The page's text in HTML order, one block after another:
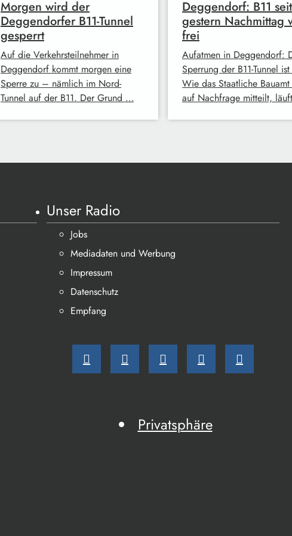
Morgen wird der
Deggendorfer B11-Tunnel
gesperrt
Auf die Verkehrsteilnehmer in
Deggendorf kommt morgen eine
Sperre zu – nämlich im Nord-
Tunnel auf der B11. Der Grund …
Deggendorf: B11 seit
gestern Nachmittag
frei
Aufatmen in Deggendorf:
Sperrung der B11-Tunnel
Wie das Staatliche Bauamt
auf Nachfrage mitteilt,
Unser Radio
Jobs
Mediadaten und Werbung
Impressum
Datenschutz
Empfang
Privatsphäre